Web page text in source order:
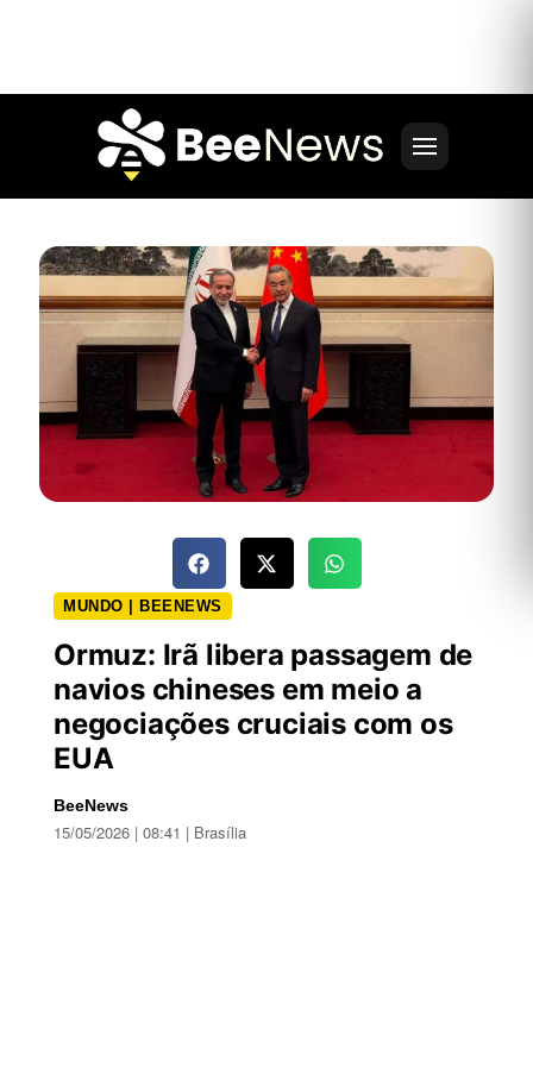
MUNDO | BEENEWS
Ormuz: Irã libera passagem de
navios chineses em meio a
negociações cruciais com os
EUA
BeeNews
15/05/2026 | 08:41 | Brasília